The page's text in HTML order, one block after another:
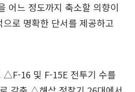
어느 정도까지 축소할 의향이
로 명확한 단서를 제공하고
△F-16 및 F-15E 전투기 수를